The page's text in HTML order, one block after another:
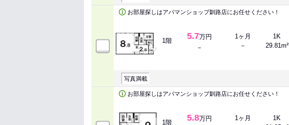
お部屋探しはアパマンショップ釧路店にお任せください！
1階 5.7万円
－
1ヶ月
－
1K
29.81m²
写真満載
お部屋探しはアパマンショップ釧路店にお任せください！
1階 5.8万円
1ヶ月
1K